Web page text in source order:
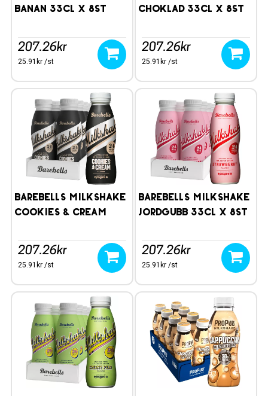
Banan 33cl x 8st
207.26kr
25.91kr /st
Choklad 33cl x 8st
207.26kr
25.91kr /st
Barebells Milkshake
Cookies & Cream
207.26kr
25.91kr /st
Barebells Milkshake
Jordgubb 33cl x 8st
207.26kr
25.91kr /st